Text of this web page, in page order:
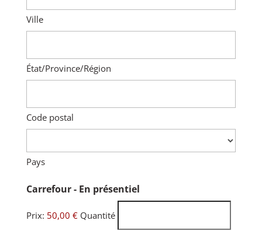
Ville
État/Province/Région
Code postal
Pays
Carrefour - En présentielQuantité
Prix: 50,00 € Quantité